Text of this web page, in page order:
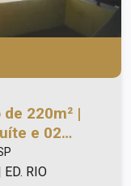
cidade.
220m² |
e 02
dos
ED. RIO